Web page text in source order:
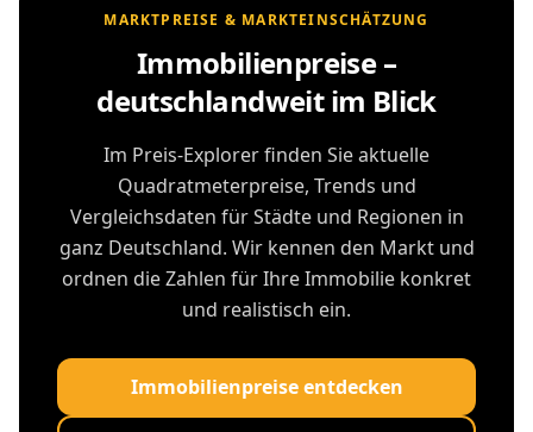
MARKTPREISE & MARKTEINSCHÄTZUNG
Immobilienpreise –
deutschlandweit im Blick
Im Preis-Explorer finden Sie aktuelle
Quadratmeterpreise, Trends und
Vergleichsdaten für Städte und Regionen in
ganz Deutschland. Wir kennen den Markt und
ordnen die Zahlen für Ihre Immobilie konkret
und realistisch ein.
Immobilienpreise entdecken